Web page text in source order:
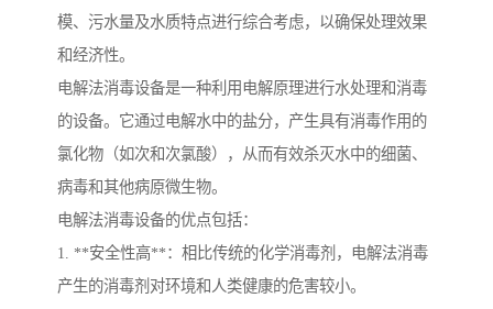
模、污水量及水质特点进行综合考虑，以确保处理效果
和经济性。
电解法消毒设备是一种利用电解原理进行水处理和消毒
的设备。它通过电解水中的盐分，产生具有消毒作用的
氯化物（如次和次氯酸），从而有效杀灭水中的细菌、
病毒和其他病原微生物。
电解法消毒设备的优点包括：
1. **安全性高**：相比传统的化学消毒剂，电解法消毒
产生的消毒剂对环境和人类健康的危害较小。